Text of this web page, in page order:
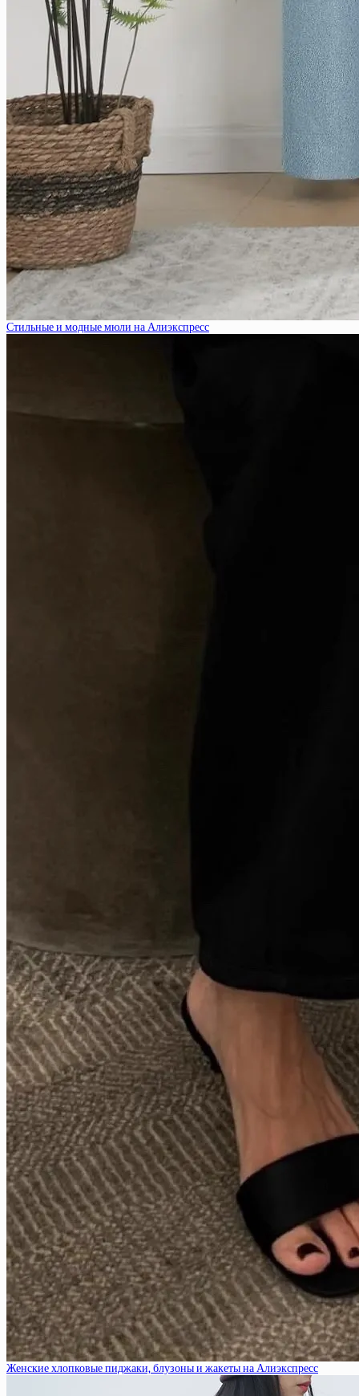
Стильные и модные мюли на Алиэкспресс
Женские хлопковые пиджаки, блузоны и жакеты на Алиэкспресс